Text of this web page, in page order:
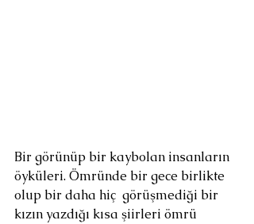
Bir görünüp bir kaybolan insanların
öyküleri. Ömründe bir gece birlikte
olup bir daha hiç  görüşmediği bir
kızın yazdığı kısa şiirleri ömrü